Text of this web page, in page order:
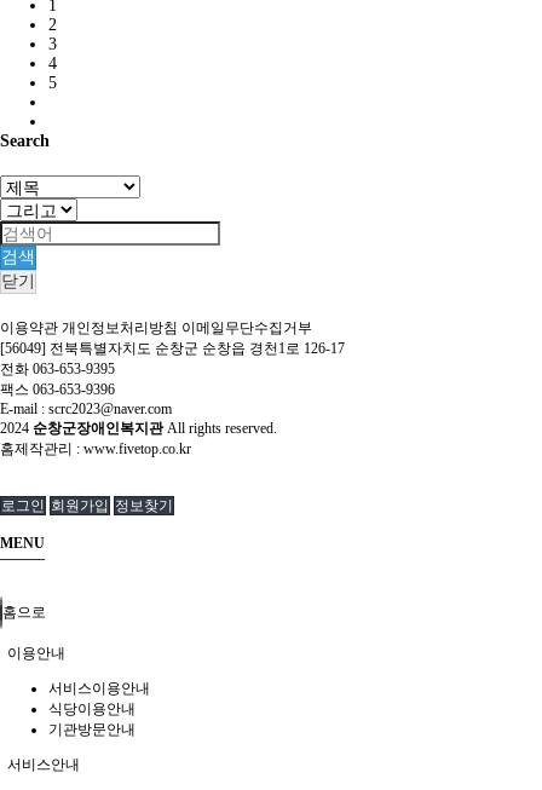
1
2
3
4
5
Search
검색
닫기
이용약관 개인정보처리방침 이메일무단수집거부
[56049] 전북특별자치도 순창군 순창읍 경천1로 126-17
전화 063-653-9395
팩스 063-653-9396
E-mail : scrc2023@naver.com
2024 순창군장애인복지관All rights reserved.
홈제작관리 : www.fivetop.co.kr
로그인 회원가입 정보찾기
MENU
홈으로
이용안내
서비스이용안내
식당이용안내
기관방문안내
서비스안내